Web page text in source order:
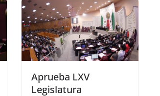
A p r u e b a L X V
L e g i s l a t u r a